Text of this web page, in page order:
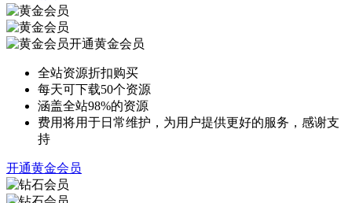
开通黄金会员
全站资源折扣购买
每天可下载50个资源
涵盖全站98%的资源
费用将用于日常维护，为用户提供更好的服务，感谢支
持
开通黄金会员